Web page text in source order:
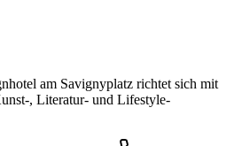
am Savignyplatz richtet sich mit
, Literatur- und Lifestyle-